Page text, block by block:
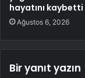
hayatını kaybetti
Ağustos 6, 2026
Bir yanıt yazın